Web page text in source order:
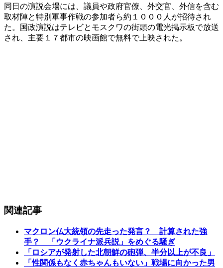
同日の演説会場には、議員や政府官僚、外交官、外信を含む
取材陣と特別軍事作戦の参加者ら約１０００人が招待され
た。国政演説はテレビとモスクワの街頭の電光掲示板で放送
され、主要１７都市の映画館で無料で上映された。
関連記事
マクロン仏大統領の先走った発言？ 計算された強
手？ 「ウクライナ派兵説」をめぐる騒ぎ
「ロシアが発射した北朝鮮の砲弾、半分以上が不良」
「性関係もなく赤ちゃんもいない」戦場に向かった男